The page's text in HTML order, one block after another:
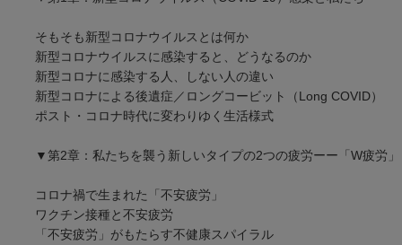
そもそも新型コロナウイルスとは何か
新型コロナウイルスに感染すると、どうなるのか
新型コロナに感染する人、しない人の違い
新型コロナによる後遺症／ロングコービット（Long COVID）
ポスト・コロナ時代に変わりゆく生活様式
▼第2章：私たちを襲う新しいタイプの2つの疲労ーー「W疲労
コロナ禍で生まれた「不安疲労」
ワクチン接種と不安疲労
「不安疲労」がもたらす不健康スパイラル